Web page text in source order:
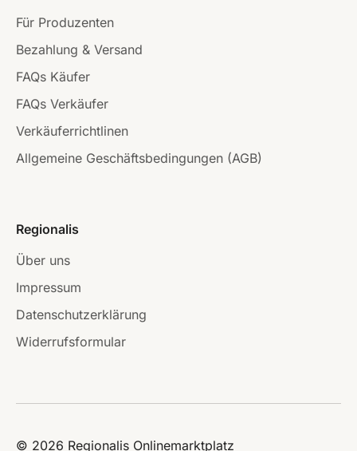
Für Produzenten
Bezahlung & Versand
FAQs Käufer
FAQs Verkäufer
Verkäuferrichtlinen
Allgemeine Geschäftsbedingungen (AGB)
Regionalis
Über uns
Impressum
Datenschutzerklärung
Widerrufsformular
© 2026 Regionalis Onlinemarktplatz